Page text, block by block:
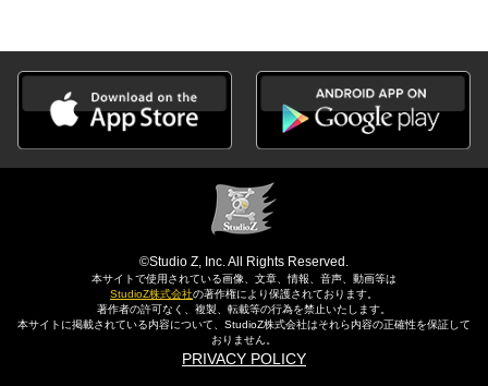
©Studio Z, Inc. All Rights Reserved.
本サイトで使用されている画像、文章、情報、音声、動画等は
StudioZ株式会社の著作権により保護されております。
著作者の許可なく、複製、転載等の行為を禁止いたします。
本サイトに掲載されている内容について、StudioZ株式会社はそれら内容の正確性を保証して
おりません。
PRIVACY POLICY